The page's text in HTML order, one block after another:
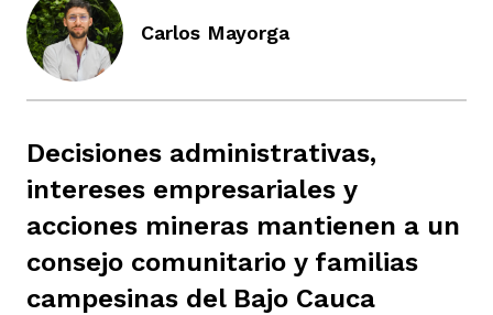
Carlos Mayorga
Decisiones administrativas,
intereses empresariales y
acciones mineras mantienen a un
consejo comunitario y familias
campesinas del Bajo Cauca
de Atrato
fórmula
de estilo
equipo